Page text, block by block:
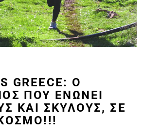
GREECE: Ο
ΠΟΥ ΕΝΏΝΕΙ
ΚΑΙ ΣΚΎΛΟΥΣ, ΣΕ